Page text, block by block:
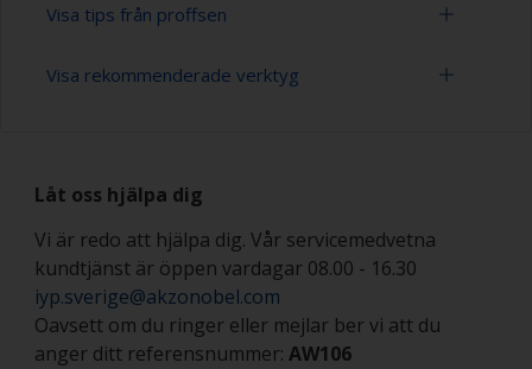
Visa tips från proffsen
Arbeta med en roller:
Rollers bör vara av typen skumrollers med hög
bildandet av bubblor som kan uppstå med
mohairrollers eller skumrollers med stora celler.
Om du använder filtrollers eller mohairrollers,
kan du vira maskeringstejp runt den nya rollern
Visa rekommenderade verktyg
Rollers (varierande typ och storlek)
Penslar (passande storlek)
Låt oss hjälpa dig
Vi är redo att hjälpa dig. Vår servicemedvetna
kundtjänst är öppen vardagar 08.00 - 16.30
iyp.sverige@akzonobel.com
Oavsett om du ringer eller mejlar ber vi att du
anger ditt referensnummer: AW106